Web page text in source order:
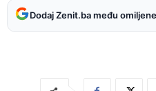
Dodaj Zenit.ba među